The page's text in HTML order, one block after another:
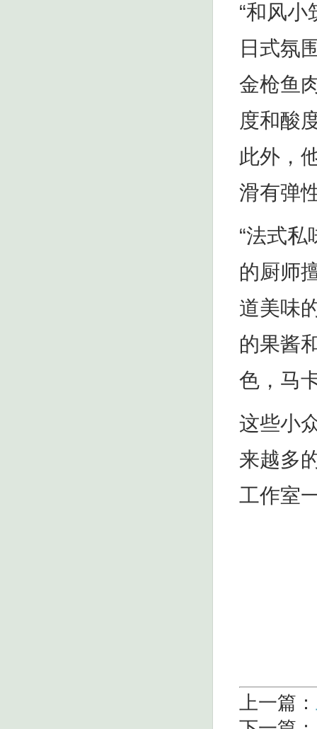
“和风
日式氛
金枪鱼
度和酸
此外，
滑有弹
“法式
的厨师
道美味
的果酱
色，马
这些小
来越多
工作室
上一篇：